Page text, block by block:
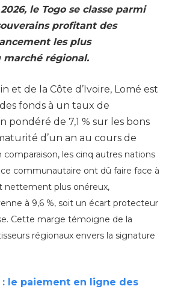
le Togo se classe parmi
profitant des
les plus
marché régional.
et de la Côte d’Ivoire, Lomé est
fonds à un taux de
pondéré de 7,1 % sur les bons
d’un an au cours de
comparaison, les cinq autres nations
communautaire ont dû faire face à
nettement plus onéreux,
à 9,6 %, soit un écart protecteur
Cette marge témoigne de la
régionaux envers la signature
: le paiement en ligne des